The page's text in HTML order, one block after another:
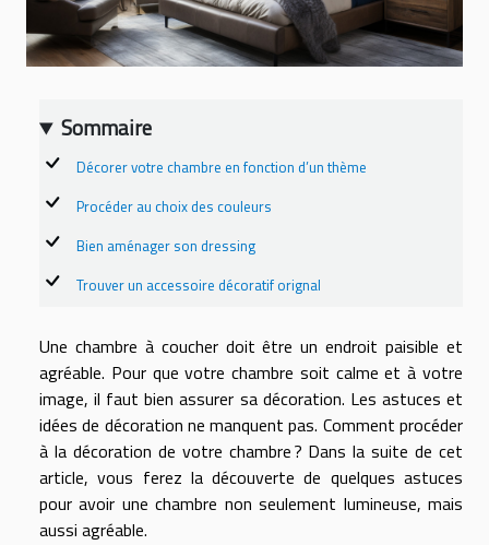
Sommaire
Décorer votre chambre en fonction d’un thème
Procéder au choix des couleurs
Bien aménager son dressing
Trouver un accessoire décoratif orignal
Une chambre à coucher doit être un endroit paisible et
agréable. Pour que votre chambre soit calme et à votre
image, il faut bien assurer sa décoration. Les astuces et
idées de décoration ne manquent pas. Comment procéder
à la décoration de votre chambre ? Dans la suite de cet
article, vous ferez la découverte de quelques astuces
pour avoir une chambre non seulement lumineuse, mais
aussi agréable.